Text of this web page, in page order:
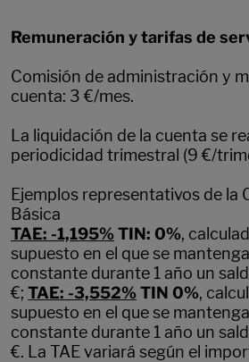
Remuneración y tarifas de
Comisión de administración y
cuenta: 3 €/mes.
La liquidación de la cuenta se
periodicidad trimestral (9 €/
Ejemplos representativos de la
Básica
TAE: -1,195%TIN: 0%,
supuesto en el que se
constante durante 1 año un
€; TAE: -3,552%TIN 0%,
supuesto en el que se
constante durante 1 año un
€. La TAE variará según el